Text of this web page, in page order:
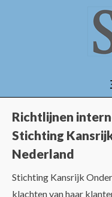
Richtlijnen
Stichting
Nederland
Stichting Kansrijk
klachten van haar